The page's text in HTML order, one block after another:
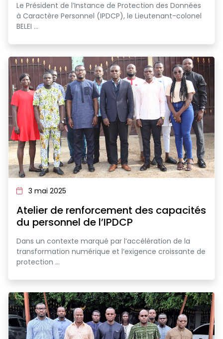
Le Président de l’Instance de Protection des Données
à Caractère Personnel (IPDCP), le Lieutenant-colonel
BELEI ...
3 mai 2025
Atelier de renforcement des capacités
du personnel de l’IPDCP
Dans un contexte marqué par l’accélération de la
transformation numérique et l’exigence croissante de
protection ...